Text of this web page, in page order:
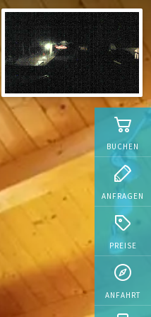
BUCHEN
ANFRAGEN
PREISE
ANFAHRT